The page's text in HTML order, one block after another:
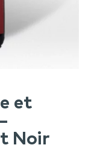
et
Noir